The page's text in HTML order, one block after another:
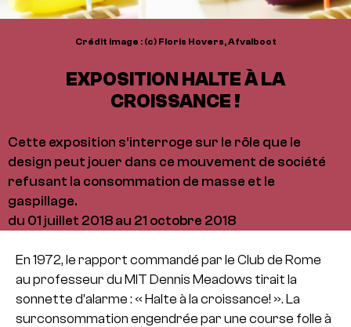
Crédit image : (c) Floris Hovers, Afvalboot
EXPOSITION HALTE À LA
CROISSANCE !
Cette exposition s’interroge sur le rôle que le
design peut jouer dans ce mouvement de société
refusant la consommation de masse et le
gaspillage.
du 01 juillet 2018 au 21 octobre 2018
En 1972, le rapport commandé par le Club de Rome
au professeur du MIT Dennis Meadows tirait la
sonnette d’alarme : « Halte à la croissance! ». La
surconsommation engendrée par une course folle à